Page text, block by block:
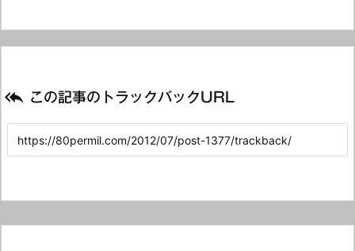
 この記事のトラックバックURL